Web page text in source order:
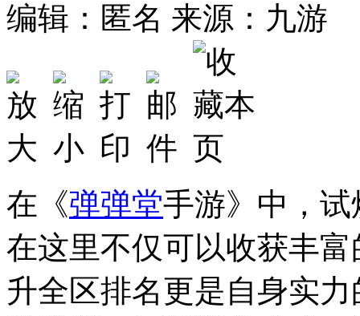
编辑：匿名 来源：九游
在《弹弹堂手游》中，
在这里不仅可以收获丰
升全区排名更是自身实